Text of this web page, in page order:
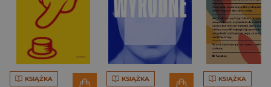
KSIĄŻKA KSIĄŻKA KSIĄŻKA